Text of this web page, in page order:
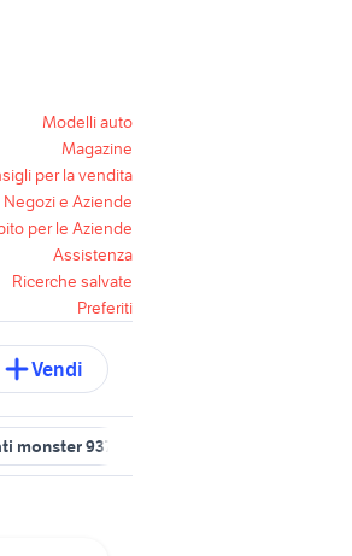
Modelli auto
Magazine
per la vendita
Negozi e Aziende
per le Aziende
Assistenza
Ricerche salvate
Preferiti
Vendi
monster 937 usata